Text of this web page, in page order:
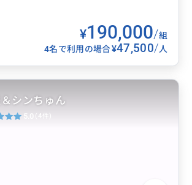
¥190,000/組
4名で利用の場合¥47,500/人
シンちゅん
5.0 (4件)